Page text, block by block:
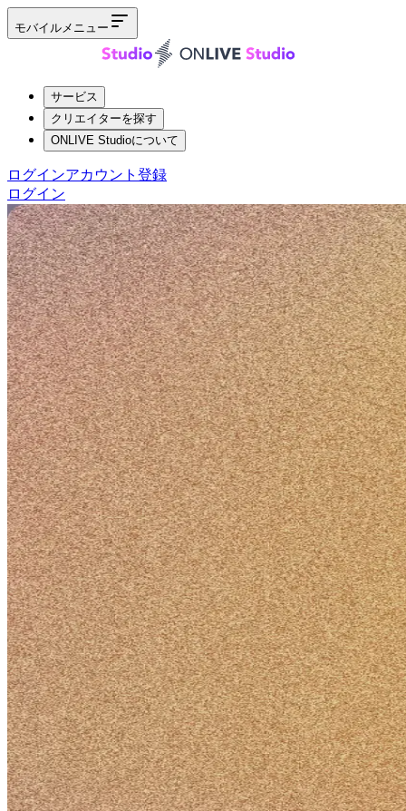
モバイルメニュー
サービス
クリエイターを探す
ONLIVE Studioについて
ログインアカウント登録
ログイン